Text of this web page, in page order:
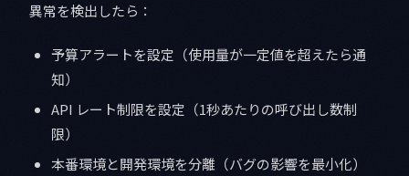
異常を検出したら：
予算アラートを設定（使用量が一定値を超えたら通
知）
API レート制限を設定（1秒あたりの呼び出し数制
限）
本番環境と開発環境を分離（バグの影響を最小化）